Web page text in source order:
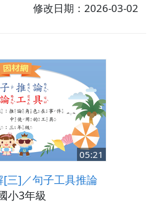
修改日期：2026-03-02
05:21
[三]／句子工具推論
小3年級